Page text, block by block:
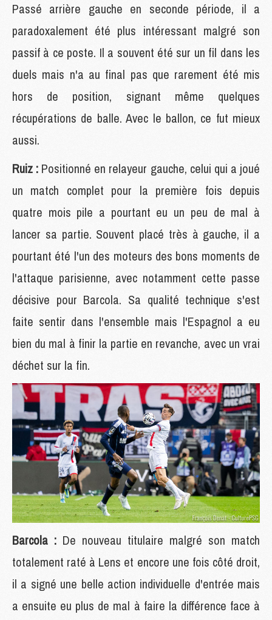
Passé arrière gauche en seconde période, il a
paradoxalement été plus intéressant malgré son
passif à ce poste. Il a souvent été sur un fil dans les
duels mais n'a au final pas que rarement été mis
hors de position, signant même quelques
récupérations de balle. Avec le ballon, ce fut mieux
aussi.
Ruiz : Positionné en relayeur gauche, celui qui a joué
un match complet pour la première fois depuis
quatre mois pile a pourtant eu un peu de mal à
lancer sa partie. Souvent placé très à gauche, il a
pourtant été l'un des moteurs des bons moments de
l'attaque parisienne, avec notamment cette passe
décisive pour Barcola. Sa qualité technique s'est
faite sentir dans l'ensemble mais l'Espagnol a eu
bien du mal à finir la partie en revanche, avec un vrai
déchet sur la fin.
Barcola : De nouveau titulaire malgré son match
totalement raté à Lens et encore une fois côté droit,
il a signé une belle action individuelle d'entrée mais
a ensuite eu plus de mal à faire la différence face à